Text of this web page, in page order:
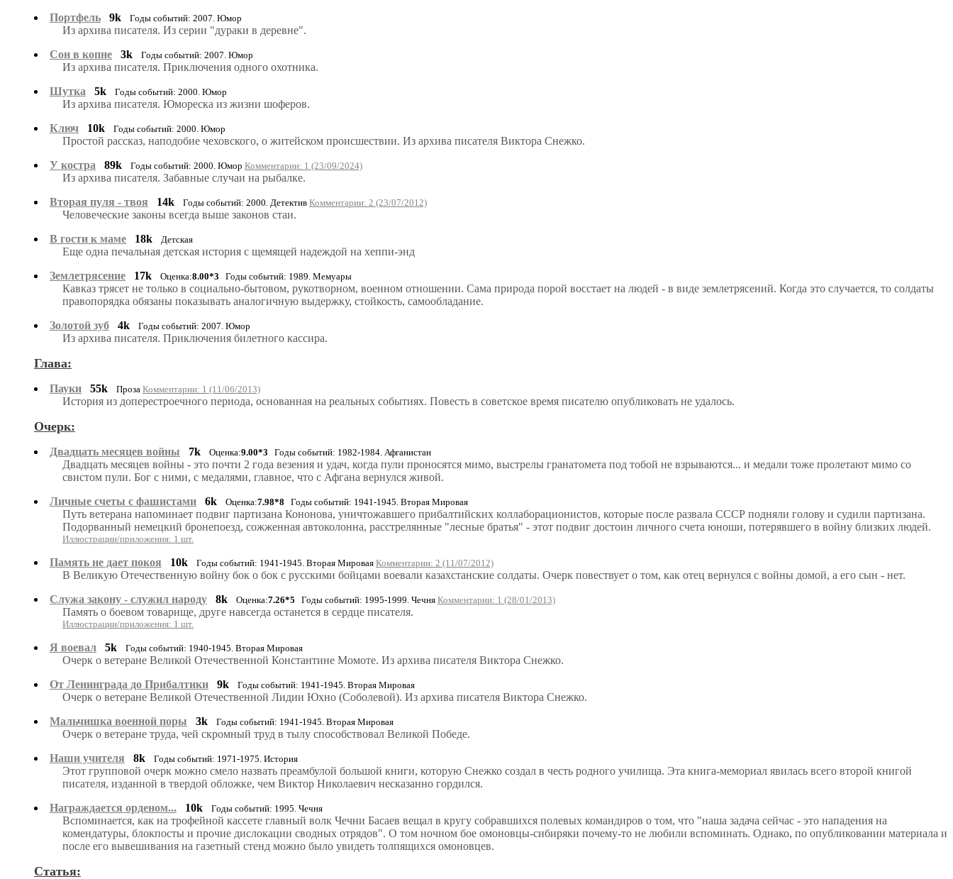
Портфель
9k Годы событий: 2007. Юмор
Из архива писателя. Из серии "дураки в деревне".
Сон в копне
3k Годы событий: 2007. Юмор
Из архива писателя. Приключения одного охотника.
Шутка
5k Годы событий: 2000. Юмор
Из архива писателя. Юмореска из жизни шоферов.
Ключ
10k Годы событий: 2000. Юмор
Простой рассказ, наподобие чеховского, о житейском происшествии. Из архива писателя Виктора Снежко.
У костра
89k Годы событий: 2000. Юмор Комментарии: 1 (23/09/2024)
Из архива писателя. Забавные случаи на рыбалке.
Вторая пуля - твоя
14k Годы событий: 2000. Детектив Комментарии: 2 (23/07/2012)
Человеческие законы всегда выше законов стаи.
В гости к маме
18k Детская
Еще одна печальная детская история с щемящей надеждой на хеппи-энд
Землетрясение
17k Оценка:8.00*3 Годы событий: 1989. Мемуары
Кавказ трясет не только в социально-бытовом, рукотворном, военном отношении. Сама природа порой восстает на людей - в виде землетрясений. Когда это случается, то солдаты
правопорядка обязаны показывать аналогичную выдержку, стойкость, самообладание.
Золотой зуб
4k Годы событий: 2007. Юмор
Из архива писателя. Приключения билетного кассира.
Глава:
Пауки 55k Проза Комментарии: 1 (11/06/2013)
История из доперестроечного периода, основанная на реальных событиях. Повесть в советское время писателю опубликовать не удалось.
Очерк:
Двадцать месяцев войны 7k Оценка:9.00*3 Годы событий: 1982-1984. Афганистан
Двадцать месяцев войны - это почти 2 года везения и удач, когда пули проносятся мимо, выстрелы гранатомета под тобой не взрываются... и медали тоже пролетают мимо со
свистом пули. Бог с ними, с медалями, главное, что с Афгана вернулся живой.
Личные счеты с фашистами
6k Оценка:7.98*8 Годы событий: 1941-1945. Вторая Мировая
Путь ветерана напоминает подвиг партизана Кононова, уничтожавшего прибалтийских коллаборационистов, которые после развала СССР подняли голову и судили партизана.
Подорванный немецкий бронепоезд, сожженная автоколонна, расстрелянные "лесные братья" - этот подвиг достоин личного счета юноши, потерявшего в войну близких людей.
Иллюстрации/приложения: 1 шт.
Память не дает покоя 10k Годы событий: 1941-1945. Вторая Мировая Комментарии: 2 (11/07/2012)
В Великую Отечественную войну бок о бок с русскими бойцами воевали казахстанские солдаты. Очерк повествует о том, как отец вернулся с войны домой, а его сын - нет.
Служа закону - служил народу
8k Оценка:7.26*5 Годы событий: 1995-1999. Чечня Комментарии: 1 (28/01/2013)
Память о боевом товарище, друге навсегда останется в сердце писателя.
Иллюстрации/приложения: 1 шт.
Я воевал 5k Годы событий: 1940-1945. Вторая Мировая
Очерк о ветеране Великой Отечественной Константине Момоте. Из архива писателя Виктора Снежко.
От Ленинграда до Прибалтики
9k Годы событий: 1941-1945. Вторая Мировая
Очерк о ветеране Великой Отечественной Лидии Юхно (Соболевой). Из архива писателя Виктора Снежко.
Мальчишка военной поры
3k Годы событий: 1941-1945. Вторая Мировая
Очерк о ветеране труда, чей скромный труд в тылу способствовал Великой Победе.
Наши учителя
8k Годы событий: 1971-1975. История
Этот групповой очерк можно смело назвать преамбулой большой книги, которую Снежко создал в честь родного училища. Эта книга-мемориал явилась всего второй книгой
писателя, изданной в твердой обложке, чем Виктор Николаевич несказанно гордился.
Награждается орденом...
10k Годы событий: 1995. Чечня
Вспоминается, как на трофейной кассете главный волк Чечни Басаев вещал в кругу собравшихся полевых командиров о том, что "наша задача сейчас - это нападения на
комендатуры, блокпосты и прочие дислокации сводных отрядов". О том ночном бое омоновцы-сибиряки почему-то не любили вспоминать. Однако, по опубликовании материала и
после его вывешивания на газетный стенд можно было увидеть толпящихся омоновцев.
Статья: